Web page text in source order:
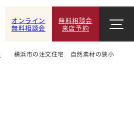
オンライン
無料相談会
無料相談会
来店予約
横浜市の注文住宅 自然素材の狭小